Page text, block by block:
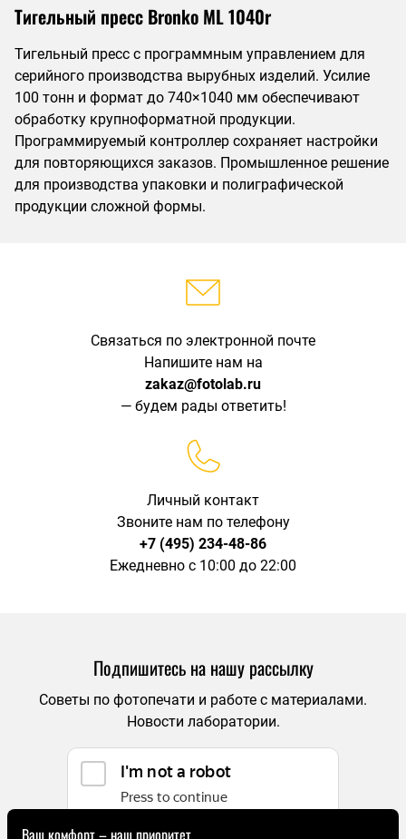
Тигельный пресс Bronko ML 1040r
Тигельный пресс с программным управлением для
серийного производства вырубных изделий. Усилие
100 тонн и формат до 740×1040 мм обеспечивают
обработку крупноформатной продукции.
Программируемый контроллер сохраняет настройки
для повторяющихся заказов. Промышленное решение
для производства упаковки и полиграфической
продукции сложной формы.
Связаться по электронной почте
Напишите нам на
zakaz@fotolab.ru
— будем рады ответить!
Личный контакт
Звоните нам по телефону
+7 (495) 234-48-86
Ежедневно с 10:00 до 22:00
Подпишитесь на нашу рассылку
Советы по фотопечати и работе с материалами.
Новости лаборатории.
Ваш комфорт – наш приоритет